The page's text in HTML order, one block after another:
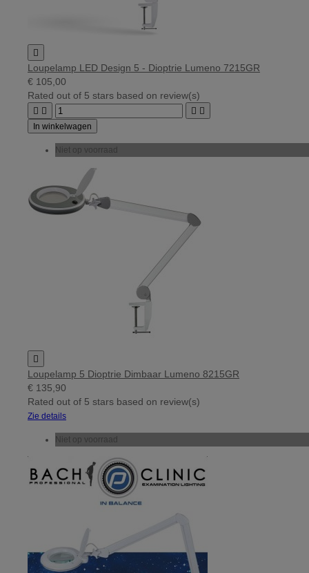

Loupelamp LED Design 5 - Dioptrie Lumeno 7215GR
€ 105,00
Rated out of 5 stars based on review(s)
   
In winkelwagen
Niet op voorraad

Loupelamp 5 Dioptrie Dimbaar Lumeno 8215GR
€ 135,90
Rated out of 5 stars based on review(s)
Zie details
Niet op voorraad